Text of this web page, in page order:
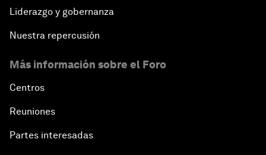
Liderazgo y gobernanza
Nuestra repercusión
Más información sobre el Foro
Centros
Reuniones
Partes interesadas